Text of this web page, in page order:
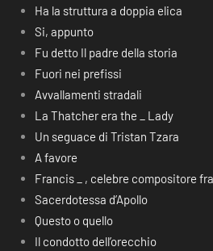
Ha la struttura a doppia elica
Si, appunto
Fu detto Il padre della storia
Fuori nei prefissi
Avvallamenti stradali
La Thatcher era the _ Lady
Un seguace di Tristan Tzara
A favore
Francis _ , celebre compositore
Sacerdotessa d’Apollo
Questo o quello
Il condotto dell’orecchio